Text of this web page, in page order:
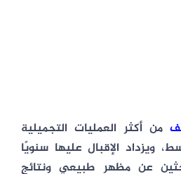
من أكثر العمليات التجميلية
ويزداد الإقبال عليها سنويًا
عن مظهر طبيعي ونتائج